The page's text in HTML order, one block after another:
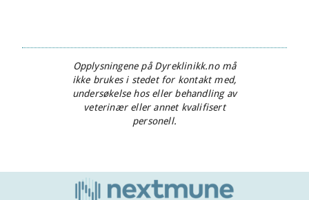
Opplysningene på Dyreklinikk.no må
ikke brukes i stedet for kontakt med,
undersøkelse hos eller behandling av
veterinær eller annet kvalifisert
personell.